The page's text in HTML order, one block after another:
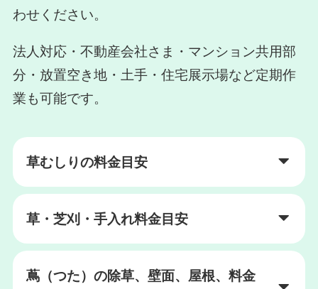
わせください。
法人対応・不動産会社さま・マンション共用部
分・放置空き地・土手・住宅展示場など定期作
業も可能です。
草むしりの料金目安
草・芝刈・手入れ料金目安
蔦（つた）の除草、壁面、屋根、料金